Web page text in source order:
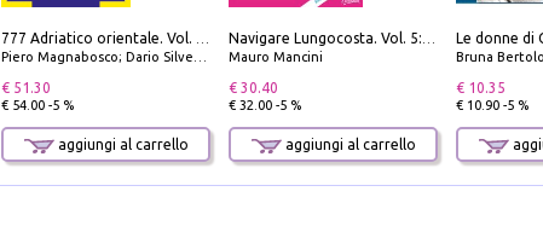
777 Adriatico orientale. Vol. 2: Costa della Dalmazia da Zara a Molunat, Isole della Dalmazia Meridionale e Montenegro
Piero Magnabosco; Dario Silvestro; Marco Sbrizzi
€ 51.30
€ 54.00 -5 %
aggiungi al carrello
Navigare Lungocosta. Vol. 5: Corsica e Sardegna
Mauro Mancini
€ 30.40
€ 32.00 -5 %
aggiungi al carrello
Le donne di
Bruna Bertolo
€ 10.35
€ 10.90 -5 %